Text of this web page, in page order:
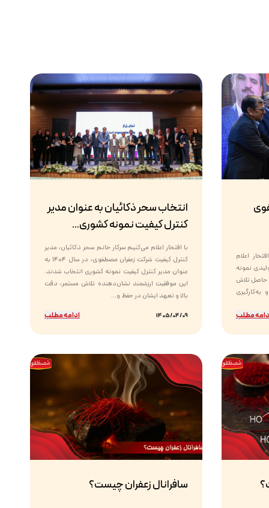
اعلام
واحد تولیدی نمونه
حاصل تلاش
به‌کارگیری
مطلب
انتخاب سحر ذکائیان به عنوان مدیر
کنترل کیفیت نمونه کشوری...
با افتخار اعلام می‌کنیم سرکار خانم سحر ذکائیان، مدیر
کنترل کیفیت شرکت زعفران مصطفوی، در سال ۱۴۰۴ به
عنوان مدیر کنترل کیفیت نمونه کشوری انتخاب شدند.
این موفقیت ارزشمند نشان‌دهنده تلاش مستمر، دقت
بالا و تعهد ایشان در حفظ و...
1405/04/09 ادامه مطلب
سافرانال زعفران چیست؟